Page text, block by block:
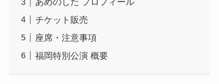
あめのした プロフィール
チケット販売
座席・注意事項
福岡特別公演 概要